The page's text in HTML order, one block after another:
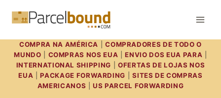
COMPRA NA AMÉRICA |COMPRADORES DE TODO O
MUNDO
COMPRAS NOS EUA |ENVIO DOS EUA PARA
INTERNATIONAL SHIPPING |OFERTAS DE LOJAS NOS
EUA |PACKAGE FORWARDING |SITES DE COMPRAS
AMERICANOS |US PARCEL FORWARDING